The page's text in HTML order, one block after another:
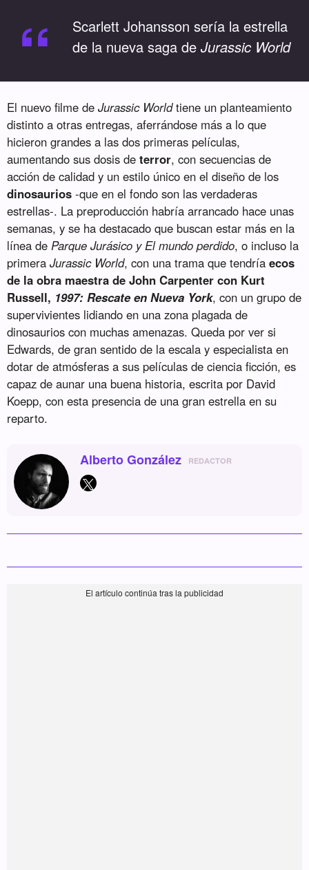
“
Scarlett Johansson sería la estrella
de la nueva saga deJurassic World
El nuevo filme deJurassic Worldtiene un planteamiento
distinto a otras entregas, aferrándose más a lo que
hicieron grandes a las dos primeras películas,
aumentando sus dosis deterror, con secuencias de
acción de calidad y un estilo único en el diseño de los
dinosaurios -que en el fondo son las verdaderas
estrellas-. La preproducción habría arrancado hace unas
semanas, y se ha destacado que buscan estar más en la
línea deParque Jurásico y El mundo perdido, o incluso la
primeraJurassic World, con una trama que tendríaecos
de la obra maestra de John Carpenter con Kurt
Russell, 1997: Rescate en Nueva York, con un grupo de
supervivientes lidiando en una zona plagada de
dinosaurios con muchas amenazas. Queda por ver si
Edwards, de gran sentido de la escala y especialista en
dotar de atmósferas a sus películas de ciencia ficción, es
capaz de aunar una buena historia, escrita por David
Koepp, con esta presencia de una gran estrella en su
reparto.
Alberto González REDACTOR